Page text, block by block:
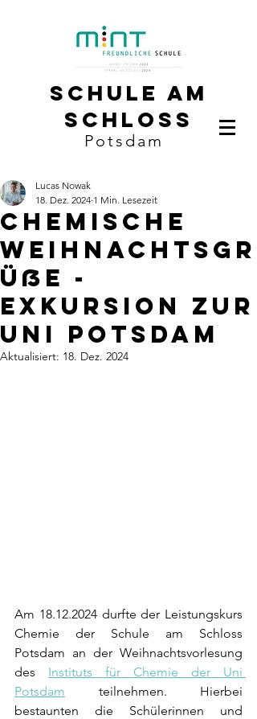
Schule am
Schloss
Potsdam
Chemische
Weihnachtsgr
üße -
Exkursion zur
Uni Potsdam
Lucas Nowak
18. Dez. 2024 1 Min. Lesezeit
Aktualisiert: 18. Dez. 2024
Am 18.12.2024 durfte der Leistungskurs
Chemie der Schule am Schloss
Potsdam an der Weihnachtsvorlesung
des Instituts für Chemie der Uni
Potsdam teilnehmen. Hierbei
bestaunten die Schülerinnen und